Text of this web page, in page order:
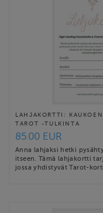
LAHJAKORTTI:
TAROT -TULKINTA
85.00 EUR
Anna lahjaksi hetki
itseen. Tämä lahjakortti
jossa yhdistyvät Tarot-